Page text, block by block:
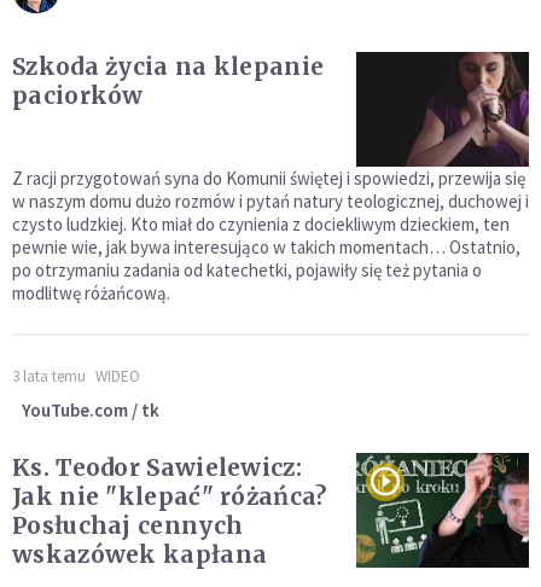
Szkoda życia na klepanie
paciorków
Z racji przygotowań syna do Komunii świętej i spowiedzi, przewija się
w naszym domu dużo rozmów i pytań natury teologicznej, duchowej i
czysto ludzkiej. Kto miał do czynienia z dociekliwym dzieckiem, ten
pewnie wie, jak bywa interesująco w takich momentach… Ostatnio,
po otrzymaniu zadania od katechetki, pojawiły się też pytania o
modlitwę różańcową.
3 lata temu WIDEO
YouTube.com / tk
Ks. Teodor Sawielewicz:
Jak nie "klepać" różańca?
Posłuchaj cennych
wskazówek kapłana